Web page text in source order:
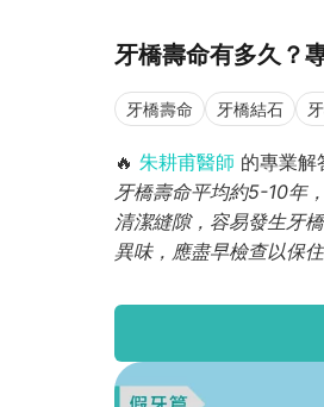
牙橋壽命有多久？
牙橋壽命 牙橋結石
🔥 朱耕甫醫師 的專業解
牙橋壽命平均約5-10年
清潔縫隙，容易發生牙
異味，應盡早檢查以保住